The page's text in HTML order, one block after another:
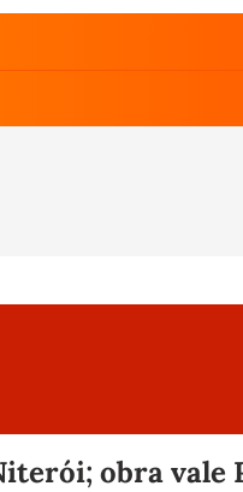
obra vale